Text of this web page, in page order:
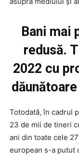
Bani mai
redusă.
2022 cu
Totodată, în cadrul
23 de mii de tineri
ani din toate cele
european s-a putut